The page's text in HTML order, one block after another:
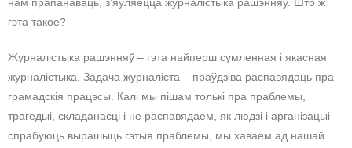
нам прапанаваць, з’яўляецца журналістыка рашэнняў. Што ж
гэта такое?
Журналістыка рашэнняў – гэта найперш сумленная і якасная
журналістыка. Задача журналіста – праўдзіва распавядаць пра
грамадскія працэсы. Калі мы пішам толькі пра праблемы,
трагедыі, складанасці і не распавядаем, як людзі і арганізацыі
спрабуюць вырашыць гэтыя праблемы, мы хаваем ад нашай